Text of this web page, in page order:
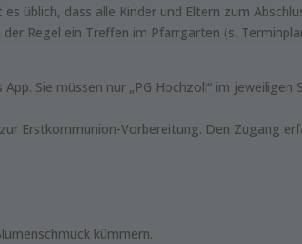
üblich, dass alle Kinder und Eltern zum
Regel ein Treffen im Pfarrgarten (s.
Sie müssen nur „PG Hochzoll“ im
Erstkommunion-Vorbereitung. Den Zugang
kümmern.